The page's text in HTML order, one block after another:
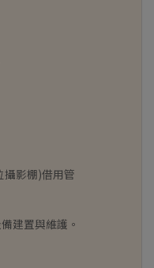
攝影棚)借用管
建置與維護。